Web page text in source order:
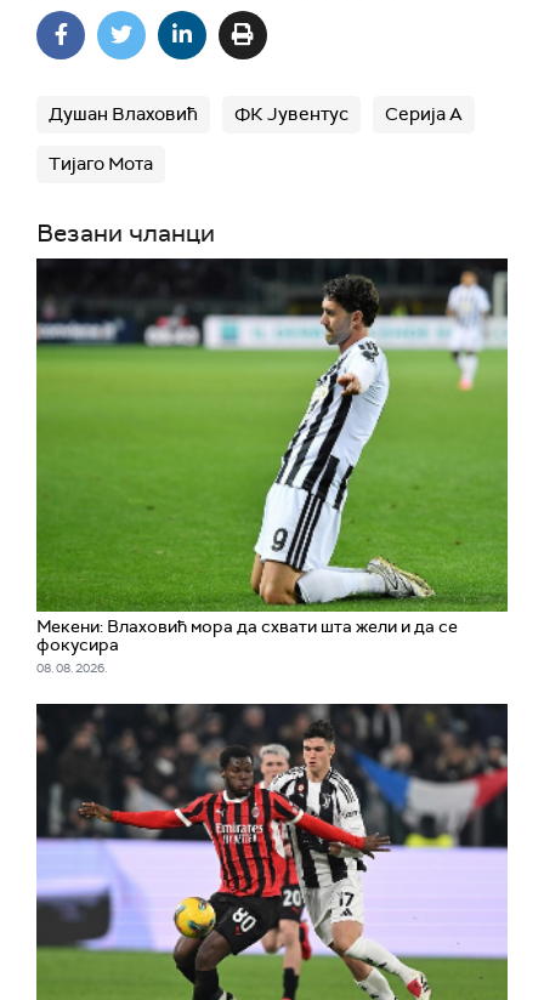
Душан Влаховић ФК Јувентус Серија А
Тијаго Мота
Везани чланци
Мекени: Влаховић мора да схвати шта жели и да се
фокусира
08. 08. 2026.